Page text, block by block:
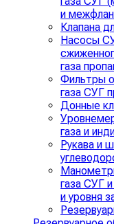
и
Клапана
Насосы
газа
Фильтры
газа СУГ
Донные
газа и
Рукава и
газа СУГ
и уровня